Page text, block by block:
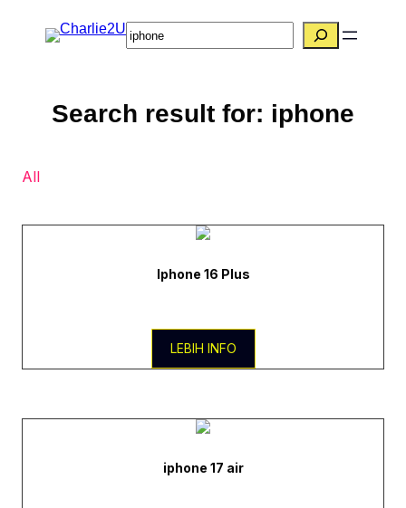
搜索
Search result for: iphone
All
Iphone 16 Plus
LEBIH INFO
iphone 17 air